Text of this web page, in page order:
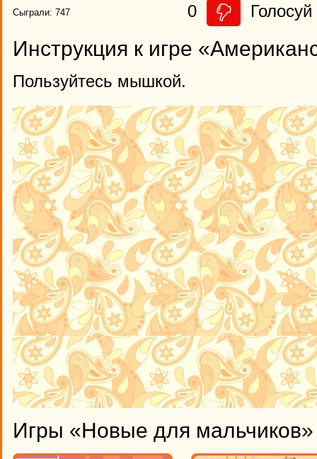
Сыграли: 747 0 Голосуй
Инструкция к игре
Пользуйтесь мышкой.
Игры «Новые для мальчиков»